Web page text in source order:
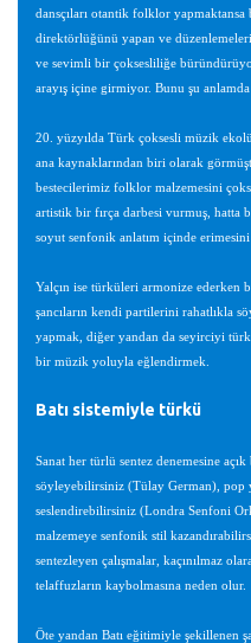
dansçıları otantik folklor yapmaktansa
direktörlüğünü yapan ve
ve sevimli bir çoksesliliğe
arayış içine girmiyor. Bunu şu
20. yüzyılda Türk çoksesli müzik
ana kaynaklarından biri olarak
bestecilerimiz folklor malzemesini
artistik bir fırça darbesi vurmuş, hatta
soyut senfonik anlatım içinde erimesini
Yalçın ise türküleri armonize ederken
şancıların kendi partilerini rahatlıkla
yapmak, diğer yandan da seyirciyi
bir müzik yoluyla eğlendirmek.
Batı sistemiyle türkü
Sanat her türlü sentez denemesine
söyleyebilirsiniz (Tülay German), pop
seslendirebilirsiniz (Londra Senfoni
malzemeye senfonik stil
sentezleyen çalışmalar, kaçınılmaz
telaffuzların kaybolmasına neden olur.
Öte yandan Batı eğitimiyle şekillenen